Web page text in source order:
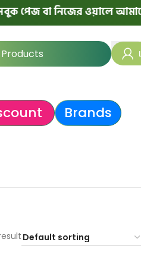
বা নিজের ওয়ালে আমাদের
Brands